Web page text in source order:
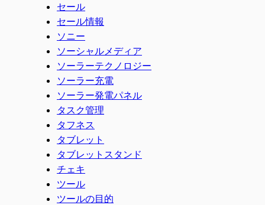
セール
セール情報
ソニー
ソーシャルメディア
ソーラーテクノロジー
ソーラー充電
ソーラー発電パネル
タスク管理
タフネス
タブレット
タブレットスタンド
チェキ
ツール
ツールの目的